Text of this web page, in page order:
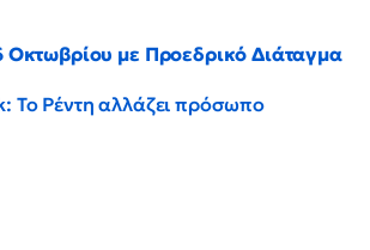
Οκτωβρίου με Προεδρικό Διάταγμα
Το Ρέντη αλλάζει πρόσωπο